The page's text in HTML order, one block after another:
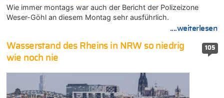
Wie immer montags war auch der Bericht der Polizeizone
Weser-Göhl an diesem Montag sehr ausführlich.
....weiterlesen
105
Wasserstand des Rheins in NRW so niedrig
wie noch nie